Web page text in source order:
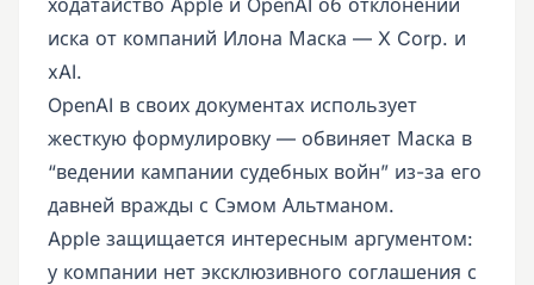
ходатайство Apple и OpenAI об отклонении
иска от компаний Илона Маска — X Corp. и
xAI.
OpenAI в своих документах использует
жесткую формулировку — обвиняет Маска в
“ведении кампании судебных войн” из-за его
давней вражды с Сэмом Альтманом.
Apple защищается интересным аргументом:
у компании нет эксклюзивного соглашения с